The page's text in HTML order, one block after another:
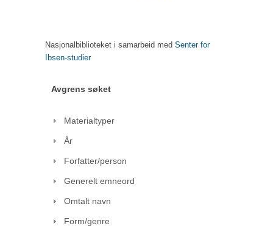
Nasjonalbiblioteket i samarbeid med Senter for
Ibsen-studier
Avgrens søket
Materialtyper
År
Forfatter/person
Generelt emneord
Omtalt navn
Form/genre